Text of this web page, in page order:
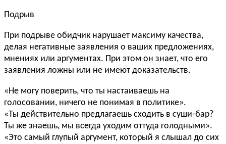
Подрыв
При подрыве обидчик нарушает максиму качества,
делая негативные заявления о ваших предложениях,
мнениях или аргументах. При этом он знает, что его
заявления ложны или не имеют доказательств.
«Не могу поверить, что ты настаиваешь на
голосовании, ничего не понимая в политике».
«Ты действительно предлагаешь сходить в суши-бар?
Ты же знаешь, мы всегда уходим оттуда голодными».
«Это самый глупый аргумент, который я слышал до сих